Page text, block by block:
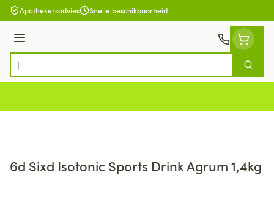
Ga naar de inhoud
Apothekersadvies Snelle beschikbaarheid
Menu
Product, merk, categorie...
Zoek
6d Sixd Isotonic Sports Drink Agrum 1,4kg